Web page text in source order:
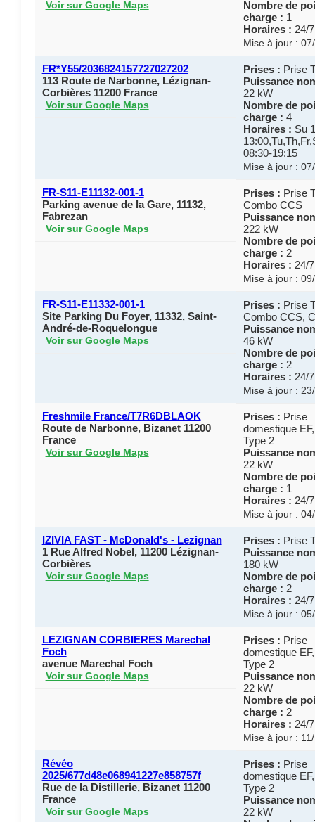
Voir sur Google Maps
Nombre de
charge : 1
Horaires : 24/7
Mise à jour :
FR*Y55/2036824157727027202
113 Route de Narbonne, Lézignan-
Corbières 11200 France
Voir sur Google Maps
Prises : Prise
Puissance
22 kW
Nombre de
charge : 4
Horaires : Su
08:30-19:15
Mise à jour :
FR-S11-E11132-001-1
Parking avenue de la Gare, 11132,
Fabrezan
Voir sur Google Maps
Prises : Prise
Combo CCS
Puissance
222 kW
Nombre de
charge : 2
Horaires : 24/7
Mise à jour :
FR-S11-E11332-001-1
Site Parking Du Foyer, 11332, Saint-
André-de-Roquelongue
Voir sur Google Maps
Prises : Prise
Combo CCS,
Puissance
46 kW
Nombre de
charge : 2
Horaires : 24/7
Mise à jour :
Freshmile France/T7R6DBLAOK
Route de Narbonne, Bizanet 11200
France
Voir sur Google Maps
Prises : Prise
domestique
Type 2
Puissance
22 kW
Nombre de
charge : 1
Horaires : 24/7
Mise à jour :
IZIVIA FAST - McDonald's - Lezignan
1 Rue Alfred Nobel, 11200 Lézignan-
Corbières
Voir sur Google Maps
Prises : Prise
Puissance
180 kW
Nombre de
charge : 2
Horaires : 24/7
Mise à jour :
LEZIGNAN CORBIERES Marechal
Foch
avenue Marechal Foch
Voir sur Google Maps
Prises : Prise
domestique
Type 2
Puissance
22 kW
Nombre de
charge : 2
Horaires : 24/7
Mise à jour :
Révéo
2025/677d48e068941227e858757f
Rue de la Distillerie, Bizanet 11200
France
Voir sur Google Maps
Prises : Prise
domestique
Type 2
Puissance
22 kW